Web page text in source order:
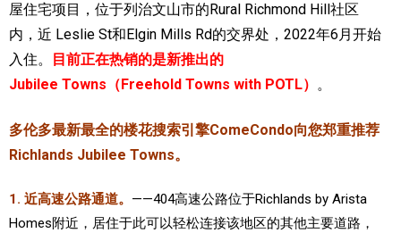
加拿大社会保险系统
定居安大略省
安大略省免费医疗保险
加拿大的福利制度
吃货眼中的加拿大地图
屋住宅项目，位于列治文山市的Rural Richmond Hill社区
内，近 Leslie St和Elgin Mills Rd的交界处，2022年6月开始
入住。
目前正在热销的是新推出的
Jubilee Towns（Freehold Towns with POTL） 。
多伦多最新最全的楼花搜索引擎ComeCondo向您郑重推荐
Richlands Jubilee Towns。
1. 近高速公路通道。 ——404高速公路位于Richlands by Arista
Homes附近，居住于此可以轻松连接该地区的其他主要道路，